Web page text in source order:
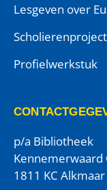
Lesgeven over
Profielwerkstuk
p/a Bibliotheek
Kennemerwaard
1811 KC Alkmaar